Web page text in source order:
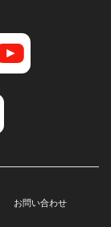
お問い合わせ